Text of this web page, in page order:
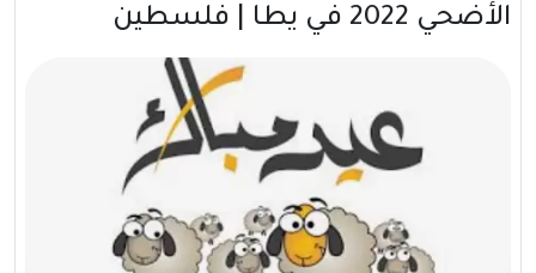
الأضحي 2022 في يطا | فلسطين